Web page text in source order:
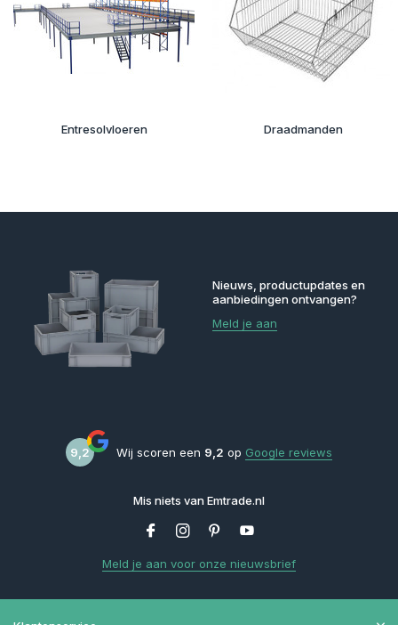
Entresolvloeren Draadmanden
Nieuws, productupdates en
aanbiedingen ontvangen?
Meld je aan
9,2 Wij scoren een 9,2 op Google reviews
Mis niets van Emtrade.nl
Meld je aan voor onze nieuwsbrief